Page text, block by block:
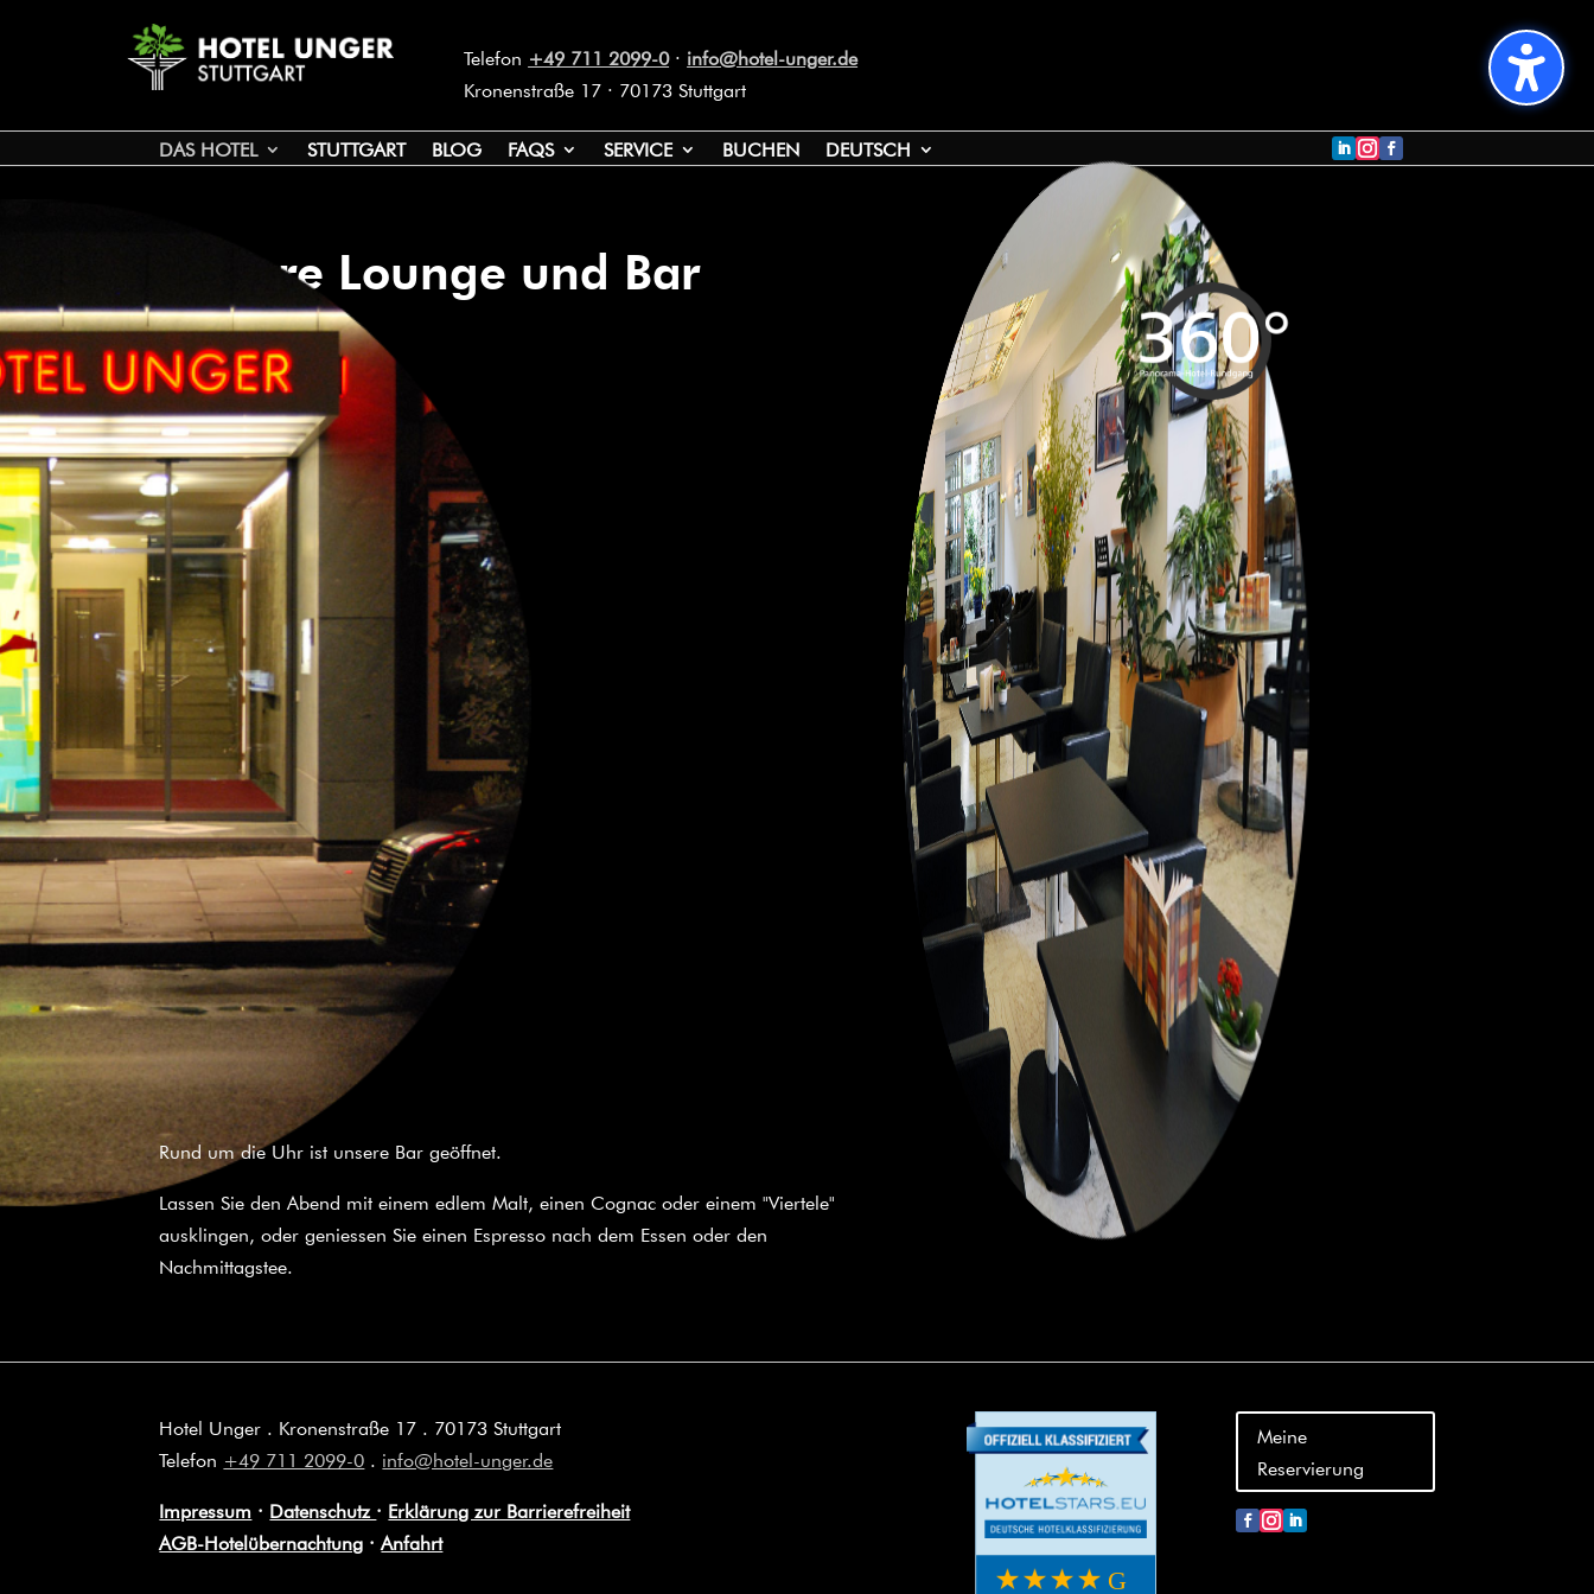
Telefon +49 711 2099-0· info@hotel-unger.de
Kronenstraße 17 · 70173 Stuttgart
DAS HOTEL STUTTGART BLOG FAQS SERVICE BUCHEN DEUTSCH
Unsere Lounge und Bar
Rund um die Uhr ist unsere Bar geöffnet.
Lassen Sie den Abend mit einem edlem Malt, einen Cognac oder einem "Viertele"
ausklingen, oder geniessen Sie einen Espresso nach dem Essen oder den
Nachmittagstee.
Hotel Unger . Kronenstraße 17 . 70173 Stuttgart
Telefon +49 711 2099-0 . info@hotel-unger.de
Impressum · Datenschutz · Erklärung zur Barrierefreiheit
AGB-Hotelübernachtung ·Anfahrt
Meine
Reservierung